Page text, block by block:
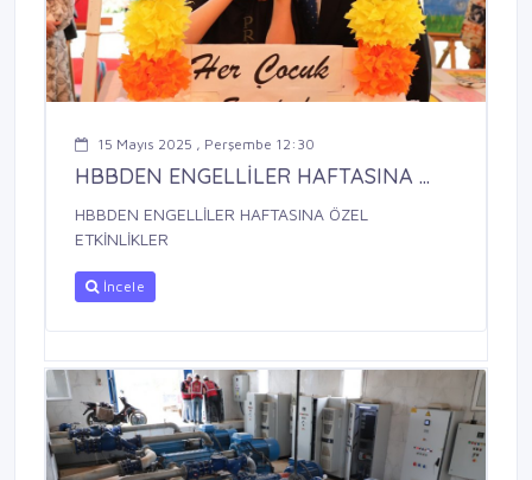
15 Mayıs 2025 , Perşembe 12:30
HBBDEN ENGELLİLER HAFTASINA ...
HBBDEN ENGELLİLER HAFTASINA ÖZEL
ETKİNLİKLER
İncele